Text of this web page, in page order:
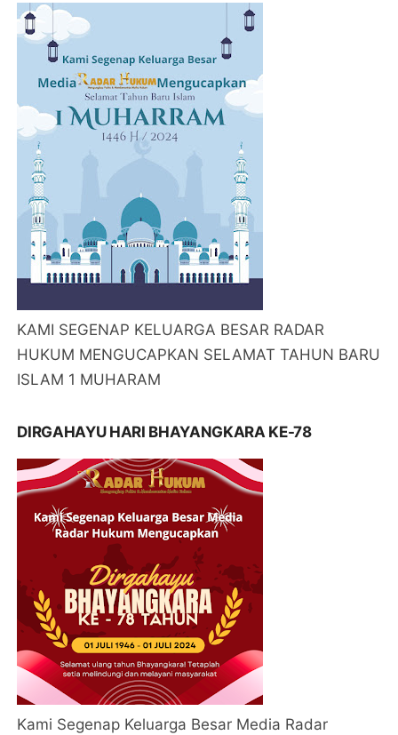
KAMI SEGENAP KELUARGA BESAR RADAR
HUKUM MENGUCAPKAN SELAMAT TAHUN BARU
ISLAM 1 MUHARAM
DIRGAHAYU HARI BHAYANGKARA KE-78
Kami Segenap Keluarga Besar Media Radar